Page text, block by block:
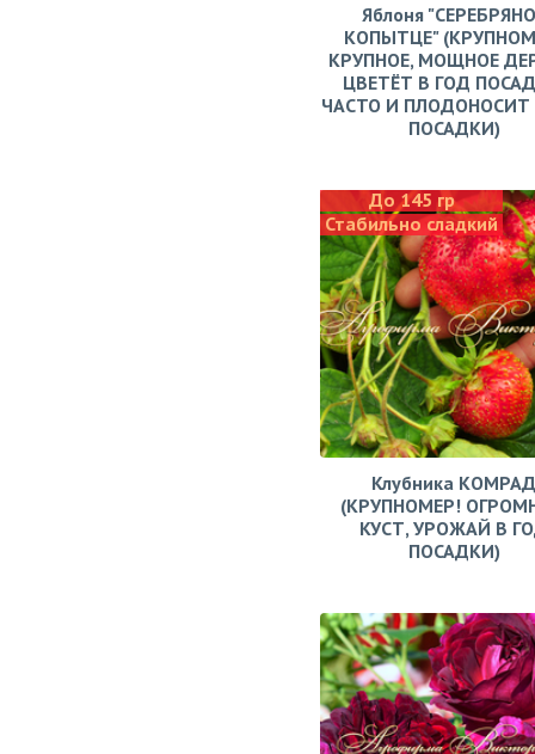
Яблоня
КОПЫТЦЕ"
КРУПНОЕ, МОЩНОЕ
ЦВЕТЁТ В ГОД
ЧАСТО И ПЛОДОНОСИТ
ПОСАДКИ)
До 145 гр
Стабильно сладкий
Клубника КОМРАД
(КРУПНОМЕР!
КУСТ, УРОЖАЙ В
ПОСАДКИ)